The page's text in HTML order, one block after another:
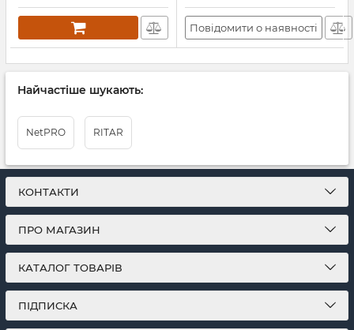
Повідомити о наявності
Найчастіше шукають:
NetPRO RITAR
КОНТАКТИ
ПРО МАГАЗИН
КАТАЛОГ ТОВАРІВ
ПІДПИСКА